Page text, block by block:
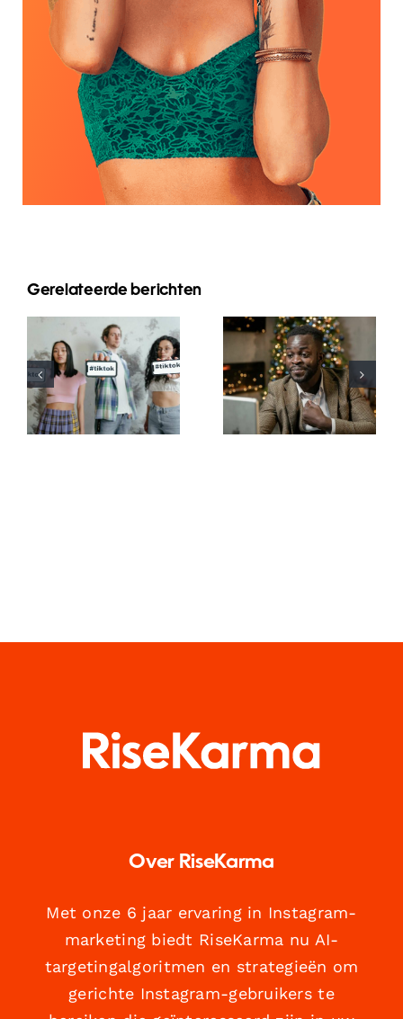
Gerelateerde berichten
Beste
Video-
Bearbeitungs-
Apps für
TikTok-
Wie man
Follower auf
LinkedIn
verbirgt, um
die
Privatsphäre
Over RiseKarma
Met onze 6 jaar ervaring in Instagram-
marketing biedt RiseKarma nu AI-
targetingalgoritmen en strategieën om
gerichte Instagram-gebruikers te